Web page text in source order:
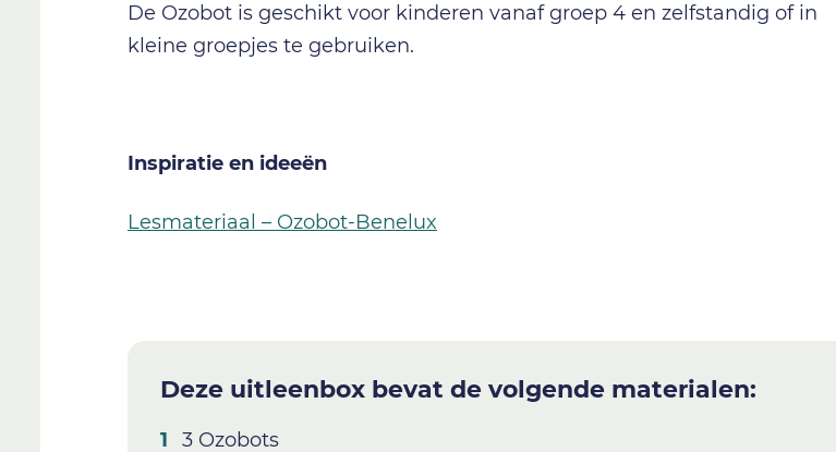
De Ozobot is geschikt voor kinderen vanaf groep 4 en zelfstandig of in
kleine groepjes te gebruiken.
Inspiratie en ideeën
Lesmateriaal – Ozobot-Benelux
Deze uitleenbox bevat de volgende materialen:
3 Ozobots